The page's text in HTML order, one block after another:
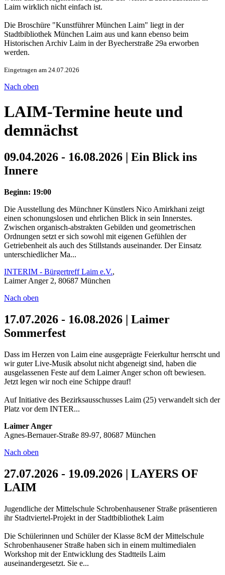
Laim wirklich nicht einfach ist.
Die Broschüre "Kunstführer München Laim" liegt in der
Stadtbibliothek München Laim aus und kann ebenso beim
Historischen Archiv Laim in der Byecherstraße 29a erworben
werden.
Eingetragen am 24.07.2026
Nach oben
LAIM-Termine heute und
demnächst
09.04.2026 - 16.08.2026 | Ein Blick ins
Innere
Beginn: 19:00
Die Ausstellung des Münchner Künstlers Nico Amirkhani zeigt
einen schonungslosen und ehrlichen Blick in sein Innerstes.
Zwischen organisch-abstrakten Gebilden und geometrischen
Ordnungen setzt er sich sowohl mit eigenen Gefühlen der
Getriebenheit als auch des Stillstands auseinander. Der Einsatz
unterschiedlicher Ma...
INTERIM - Bürgertreff Laim e.V.,
Laimer Anger 2, 80687 München
Nach oben
17.07.2026 - 16.08.2026 | Laimer
Sommerfest
Dass im Herzen von Laim eine ausgeprägte Feierkultur herrscht und
wir guter Live-Musik absolut nicht abgeneigt sind, haben die
ausgelassenen Feste auf dem Laimer Anger schon oft bewiesen.
Jetzt legen wir noch eine Schippe drauf!
Auf Initiative des Bezirksausschusses Laim (25) verwandelt sich der
Platz vor dem INTER...
Laimer Anger
Agnes-Bernauer-Straße 89-97, 80687 München
Nach oben
27.07.2026 - 19.09.2026 | LAYERS OF
LAIM
Jugendliche der Mittelschule Schrobenhausener Straße präsentieren
ihr Stadtviertel-Projekt in der Stadtbibliothek Laim
Die Schülerinnen und Schüler der Klasse 8cM der Mittelschule
Schrobenhausener Straße haben sich in einem multimedialen
Workshop mit der Entwicklung des Stadtteils Laim
auseinandergesetzt. Sie e...